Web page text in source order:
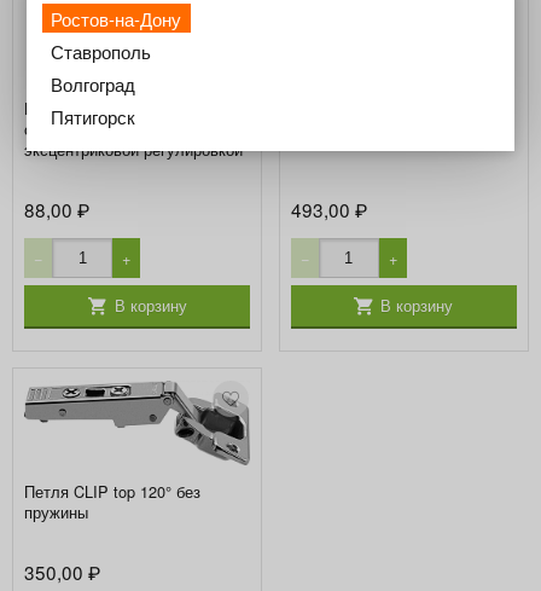
Планка ответная прям.на
самор.(20/32 мм), 0 мм, с
эксцентриковой регулировкой
88,00₽
− +
В корзину
493,00 ₽
− +
В корзину
Петля CLIP top 120° без
пружины
350,00₽
Ростов-на-Дону
Ставрополь
Волгоград
Пятигорск